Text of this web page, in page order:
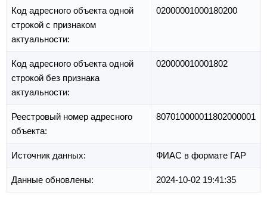
Код адресного объекта одной
строкой с признаком
актуальности:
02000001000180200
Код адресного объекта одной
строкой без признака
актуальности:
020000010001802
Реестровый номер адресного
объекта:
807010000011802000001
Источник данных: ФИАС в формате ГАР
Данные обновлены: 2024-10-02 19:41:35